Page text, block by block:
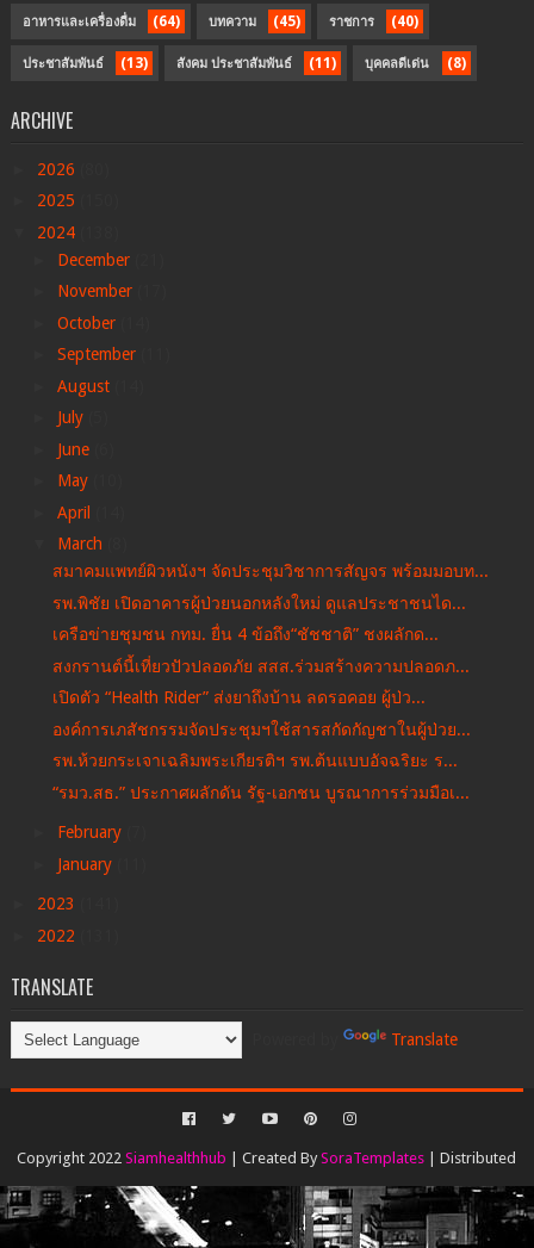
อาหารและเครื่องดื่ม (64) บทความ (45) ราชการ (40)
ประชาสัมพันธ์ (13) สังคม ประชาสัมพันธ์ (11) บุคคลดีเด่น (8)
ARCHIVE
2026
2025
2024
December
November
October
September
August
July
June
May
April
March
สมาคมแพทย์ผิวหนังฯ จัดประชุมวิชาการสัญจร พร้อมมอบท...
รพ.พิชัย เปิดอาคารผู้ป่วยนอกหลังใหม่ ดูแลประชาชนได...
เครือข่ายชุมชน กทม. ยื่น 4 ข้อถึง“ชัชชาติ” ชงผลักด...
สงกรานต์นี้เที่ยวปัวปลอดภัย สสส.ร่วมสร้างความปลอดภ...
เปิดตัว “Health Rider” ส่งยาถึงบ้าน ลดรอคอย ผู้ป่ว...
องค์การเภสัชกรรมจัดประชุมฯใช้สารสกัดกัญชาในผู้ป่วย...
รพ.ห้วยกระเจาเฉลิมพระเกียรติฯ รพ.ต้นแบบอัจฉริยะ ร...
“รมว.สธ.” ประกาศผลักดัน รัฐ-เอกชน บูรณาการร่วมมือเ...
February
January
2023
2022
TRANSLATE
Translate
Copyright 2022Siamhealthhub | Created BySoraTemplates | Distributed
By
Gooyaabi Templates